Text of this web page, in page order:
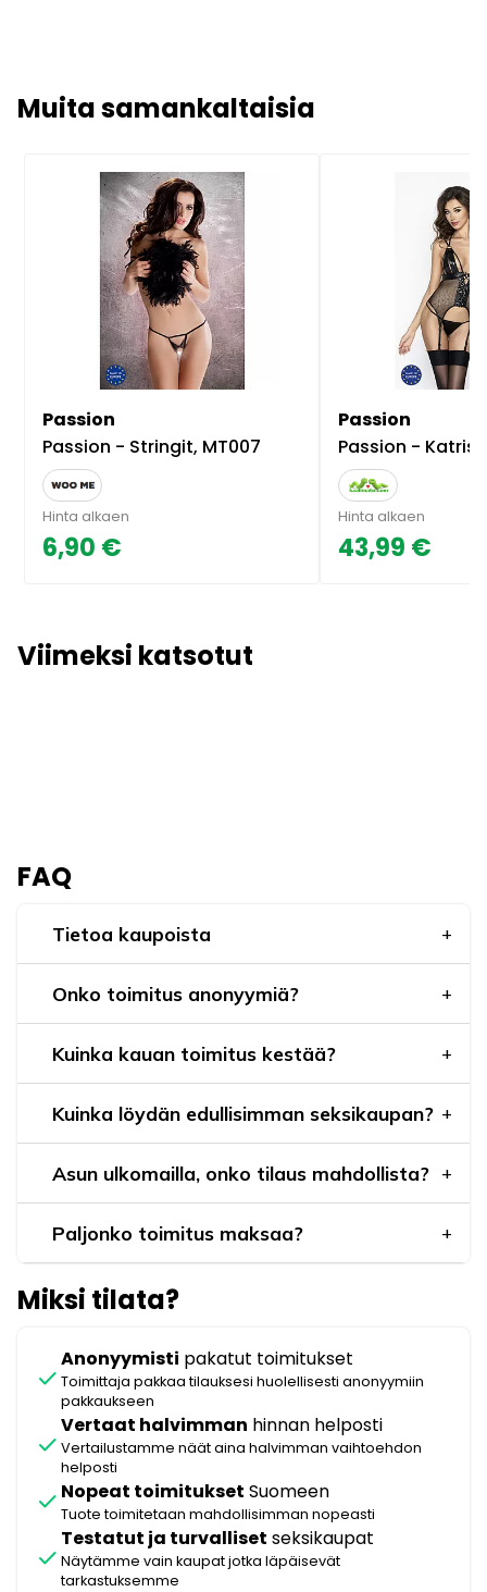
Muita samankaltaisia
Passion
Passion - Stringit, MT007
Hinta alkaen
6,90 €
Passion
Passion - Katriss
Hinta alkaen
43,99 €
Viimeksi katsotut
FAQ
Tietoa kaupoista
Onko toimitus anonyymiä?
Kuinka kauan toimitus kestää?
Kuinka löydän edullisimman seksikaupan?
Asun ulkomailla, onko tilaus mahdollista?
Paljonko toimitus maksaa?
Miksi tilata?
check
Anonyymisti pakatut toimitukset
Toimittaja pakkaa tilauksesi huolellisesti anonyymiin
pakkaukseen
check
Vertaat halvimman hinnan helposti
Vertailustamme näät aina halvimman vaihtoehdon
helposti
check Nopeat toimitukset Suomeen
Tuote toimitetaan mahdollisimman nopeasti
check
Testatut ja turvalliset seksikaupat
Näytämme vain kaupat jotka läpäisevät
tarkastuksemme